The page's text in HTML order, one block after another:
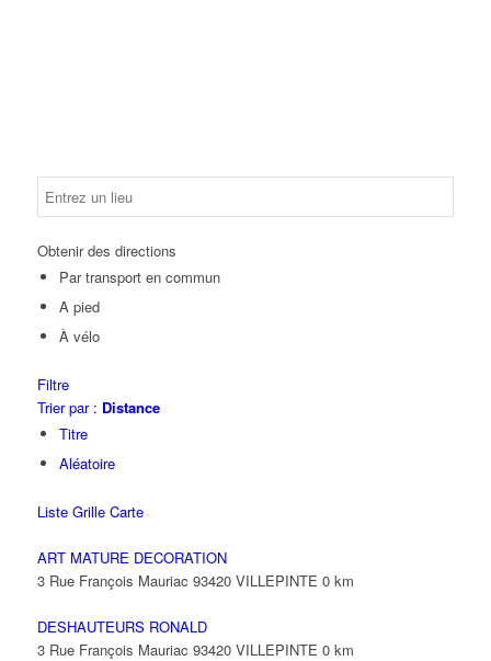
Obtenir des directions
Par transport en commun
A pied
À vélo
Filtre
Trier par : Distance
Titre
Aléatoire
Liste Grille Carte
ART MATURE DECORATION
3 Rue François Mauriac 93420 VILLEPINTE 0 km
DESHAUTEURS RONALD
3 Rue François Mauriac 93420 VILLEPINTE 0 km